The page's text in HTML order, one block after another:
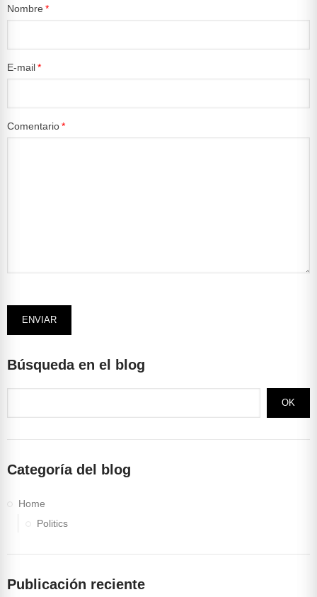
Nombre
E-mail
Comentario
ENVIAR
Búsqueda en el blog
OK
Categoría del blog
Home
Politics
Publicación reciente